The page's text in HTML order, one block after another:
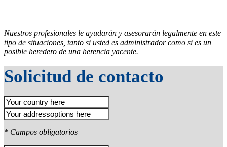
Nuestros profesionales le ayudarán y asesorarán legalmente en este
tipo de situaciones, tanto si usted es administrador como si es un
posible heredero de una herencia yacente.
Solicitud de contacto
* Campos obligatorios